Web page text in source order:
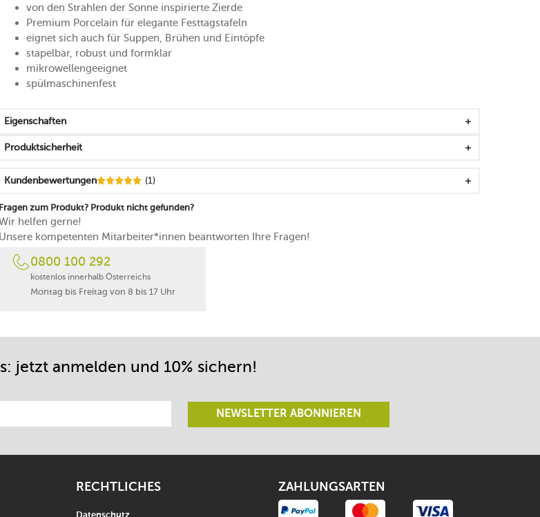
von den Strahlen der Sonne inspirierte Zierde
Premium Porcelain für elegante Festtagstafeln
eignet sich auch für Suppen, Brühen und Eintöpfe
stapelbar, robust und formklar
mikrowellengeeignet
spülmaschinenfest
Eigenschaften
Produktsicherheit
Kundenbewertungen (1)
Fragen zum Produkt? Produkt nicht gefunden?
helfen gerne!
Unsere kompetenten Mitarbeiter*innen beantworten Ihre Fragen!
0800 100 292
kostenlos innerhalb Österreichs
Montag bis Freitag von 8 bis 17 Uhr
jetzt anmelden und 10% sichern!
NEWSLETTER ABONNIEREN
RECHTLICHES ZAHLUNGSARTEN